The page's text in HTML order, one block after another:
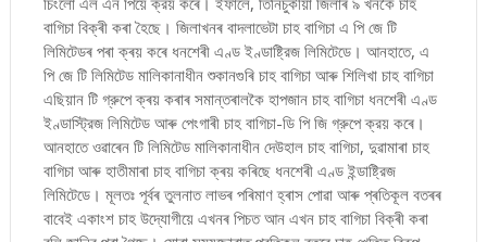
বাগিচা বিক্ৰী কৰা হৈছে। জিলাখনৰ বাদলাভেটা চাহ বাগিচা এ পি জে টি
লিমিটেডৰ পৰা ক্ৰয় কৰে ধনশেৰী এণ্ড ইণ্ডাষ্ট্রিজ লিমিটেডে। আনহাতে, এ
পি জে টি লিমিটেড মালিকানাধীন শুকানগুৰি চাহ বাগিচা আৰু শিলিখা চাহ বাগিচা
এছিয়ান টি গ্রুপে ক্ৰয় কৰাৰ সমান্তৰালকৈ হাপজান চাহ বাগিচা ধনশেৰী এণ্ড
ইণ্ডাস্ট্রিজ লিমিটেড আৰু পেংগাৰী চাহ বাগিচা-ডি পি জি গ্রুপে ক্রয় কৰে।
আনহাতে ওৱাৰেন টি লিমিটেড মালিকানাধীন দেউহাল চাহ বাগিচা, দুৱামাৰা চাহ
বাগিচা আৰু হাতীমাৰা চাহ বাগিচা ক্ৰয় কৰিছে ধনশেৰী এণ্ড ইন্ডাষ্ট্রিজ
লিমিটেডে। মূলতঃ পূৰ্বৰ তুলনাত লাভৰ পৰিমাণ হ্ৰাস পোৱা আৰু প্ৰতিকূল বতৰৰ
বাবেই একাংশ চাহ উদ্যোগীয়ে এখনৰ পিচত আন এখন চাহ বাগিচা বিক্ৰী কৰা